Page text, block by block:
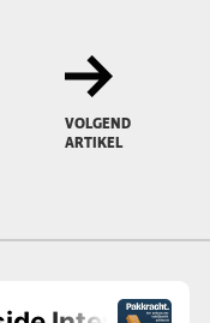
VOLGEND
ARTIKEL